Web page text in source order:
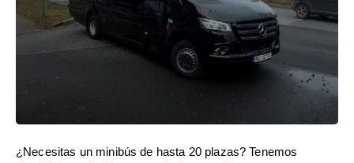
¿Necesitas un minibús de hasta 20 plazas? Tenemos